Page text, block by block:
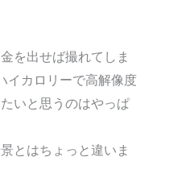
を出せば撮れてしま
イカロリーで高解像度
いと思うのはやっぱ
とはちょっと違いま